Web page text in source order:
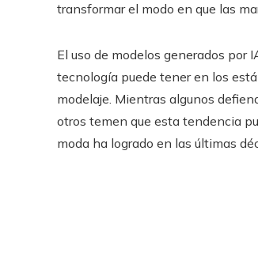
transformar el modo en que las
El uso de modelos generados por
tecnología puede tener en los
modelaje. Mientras algunos
otros temen que esta tendencia
moda ha logrado en las últimas